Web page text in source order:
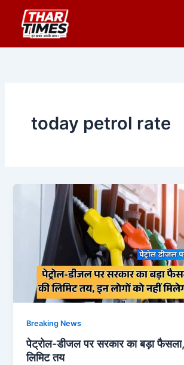
content
today petrol rate
Breaking News
पेट्रोल-डीजल पर सरकार का बड़ा
लिमिट तय